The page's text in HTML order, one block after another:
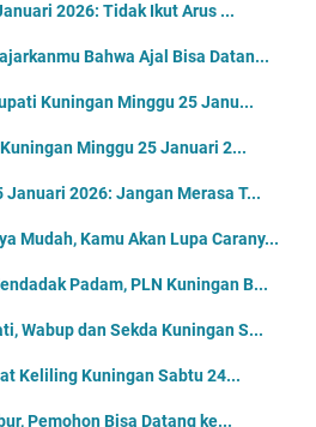
2026: Tidak Ikut Arus ...
Bahwa Ajal Bisa Datan...
Kuningan Minggu 25 Janu...
Minggu 25 Januari 2...
Januari 2026: Jangan Merasa T...
Mudah, Kamu Akan Lupa Carany...
Padam, PLN Kuningan B...
Wabup dan Sekda Kuningan S...
Keliling Kuningan Sabtu 24...
Pemohon Bisa Datang ke...